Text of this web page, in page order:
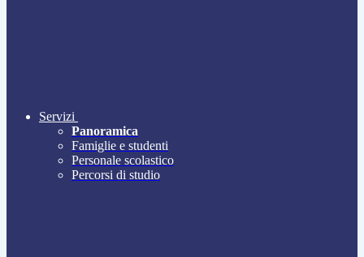
Servizi
Panoramica
Famiglie e studenti
Personale scolastico
Percorsi di studio